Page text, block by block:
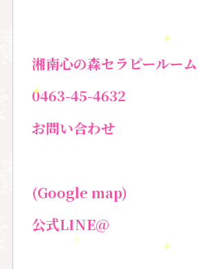
湘南心の森セラピールーム
0463-45-4632
お問い合わせ
(Google map)
公式LINE@